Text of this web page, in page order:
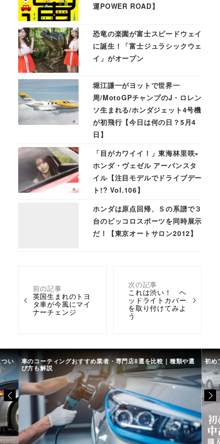
前の記事
英国生まれのトヨ
タ車が今風にマイ
ナーチェンジ
次の記事
これは渋い！ ヘ
ッドライトカバー
を取り付けてみよ
う
運POWER ROAD】
恐竜の楽園が富士スピードウェイ
に誕生！「富士ジュラシックウェ
イ」がオープン
堀江謙一がヨットで世界一
周/MotoGPチャンプのJ・ロレン
ソ生まれる/ホンダジェット4号機
が初飛行【今日は何の日？5月4
日】
「目がカワイイ！」東海林里咲×
ホンダ・ヴェゼル アーバンスタ
イル【注目モデルでドライブデー
ト!? Vol.106】
ホンダは原点回帰、Ｓの系譜で３
台のピッコロスポーツを同時展示
だ！【東京オートサロン2012】
い 車のコーティングおすすめ業者・専門店8選を比較｜種類や選
び方も解説
初め